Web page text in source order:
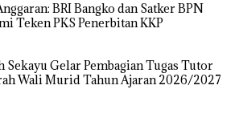
BRI Bangko dan Satker BPN
Teken PKS Penerbitan KKP
Sekayu Gelar Pembagian Tugas Tutor
Wali Murid Tahun Ajaran 2026/2027